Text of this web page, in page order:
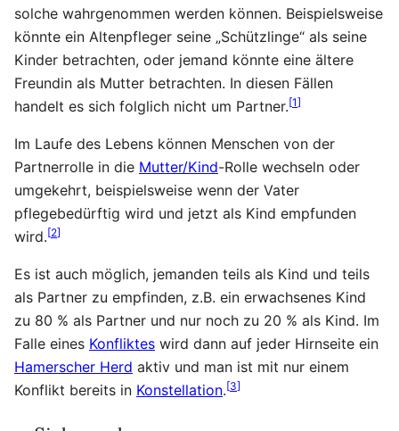
solche wahrgenommen werden können. Beispielsweise
könnte ein Altenpfleger seine „Schützlinge“ als seine
Kinder betrachten, oder jemand könnte eine ältere
Freundin als Mutter betrachten. In diesen Fällen
handelt es sich folglich nicht um Partner.[1]
Im Laufe des Lebens können Menschen von der
Partnerrolle in die Mutter/Kind-Rolle wechseln oder
umgekehrt, beispielsweise wenn der Vater
pflegebedürftig wird und jetzt als Kind empfunden
wird.[2]
Es ist auch möglich, jemanden teils als Kind und teils
als Partner zu empfinden, z.B. ein erwachsenes Kind
zu 80 % als Partner und nur noch zu 20 % als Kind. Im
Falle eines Konfliktes wird dann auf jeder Hirnseite ein
Hamerscher Herd aktiv und man ist mit nur einem
Konflikt bereits in Konstellation.[3]